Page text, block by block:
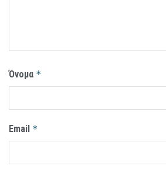
Όνομα *
Email *